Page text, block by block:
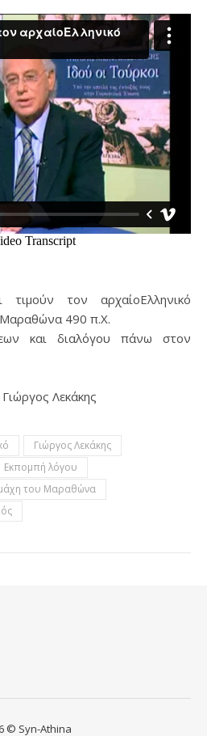
τιμούν τον αρχαίοΕλληνικό
Μαραθώνα 490 π.Χ.
και διαλόγου πάνω στον
Λεκάκης
Γιώργος Λεκάκης
Εκπομπή λόγου
του Μαραθώνα
© Syn-Athina